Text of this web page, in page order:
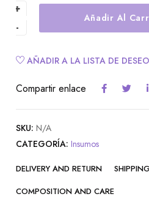
Añadir Al
AÑADIR A LA LISTA DE
Compartir enlace
SKU: N/A
CATEGORÍA: Insumos
DELIVERY AND RETURN
COMPOSITION AND CARE